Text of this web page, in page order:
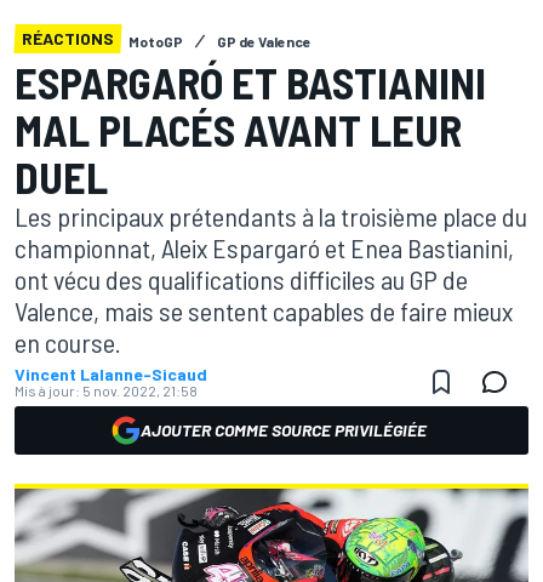
RÉACTIONS MotoGP GP de Valence
ESPARGARÓ ET BASTIANINI
MAL PLACÉS AVANT LEUR
DUEL
Les principaux prétendants à la troisième place du
championnat, Aleix Espargaró et Enea Bastianini,
ont vécu des qualifications difficiles au GP de
Valence, mais se sentent capables de faire mieux
en course.
Vincent Lalanne-Sicaud
Mis à jour: 5 nov. 2022, 21:58
AJOUTER COMME SOURCE PRIVILÉGIÉE